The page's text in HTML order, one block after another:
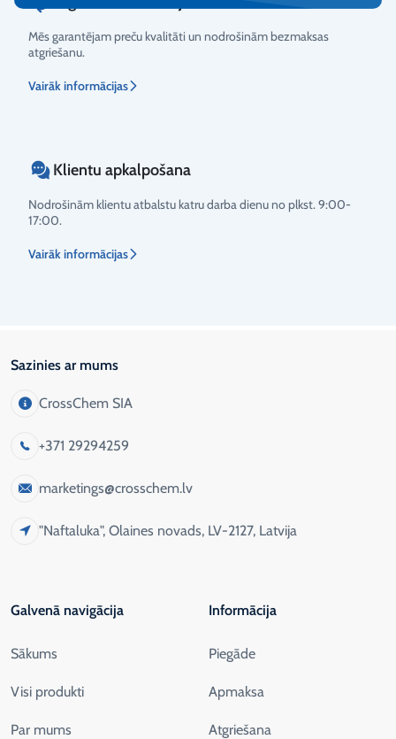
Mēs garantējam preču kvalitāti un nodrošinām bezmaksas
atgriešanu.
Vairāk informācijas
Klientu apkalpošana
Nodrošinām klientu atbalstu katru darba dienu no plkst. 9:00-
17:00.
Vairāk informācijas
Sazinies ar mums
CrossChem SIA
+371 29294259
marketings@crosschem.lv
"Naftaluka", Olaines novads, LV-2127, Latvija
Galvenā navigācija
Sākums
Visi produkti
Par mums
Informācija
Piegāde
Apmaksa
Atgriešana